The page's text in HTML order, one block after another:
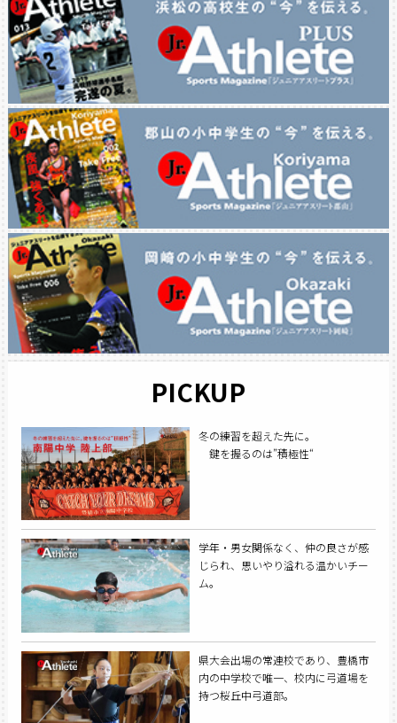
PICKUP
冬の練習を超えた先に。
鍵を握るのは”積極性“
学年・男女関係なく、仲の良さが感
じられ、思いやり溢れる温かいチー
ム。
県大会出場の常連校であり、豊橋市
内の中学校で唯一、校内に弓道場を
持つ桜丘中弓道部。